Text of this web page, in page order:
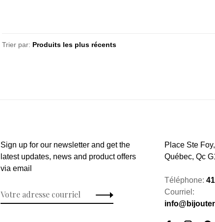
Trier par:
Sign up for our newsletter and get the
latest updates, news and product offers
via email
Place Ste
Québec, Qc
Téléphone:
Courriel: